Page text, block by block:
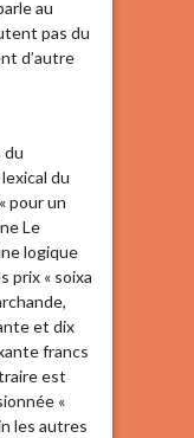
au
pas du
d’autre
du
du
pour un
Le
logique
prix « soixa
et dix
francs
est
«
les autres